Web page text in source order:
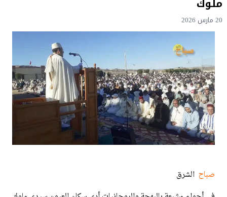
20 مارس 2026
صباح الشرق